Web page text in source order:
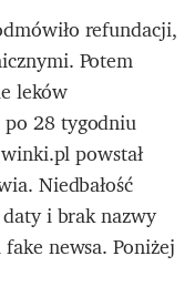
refundacji,
Potem
leków
28 tygodniu
powstał
Niedbałość
i brak nazwy
newsa. Poniżej